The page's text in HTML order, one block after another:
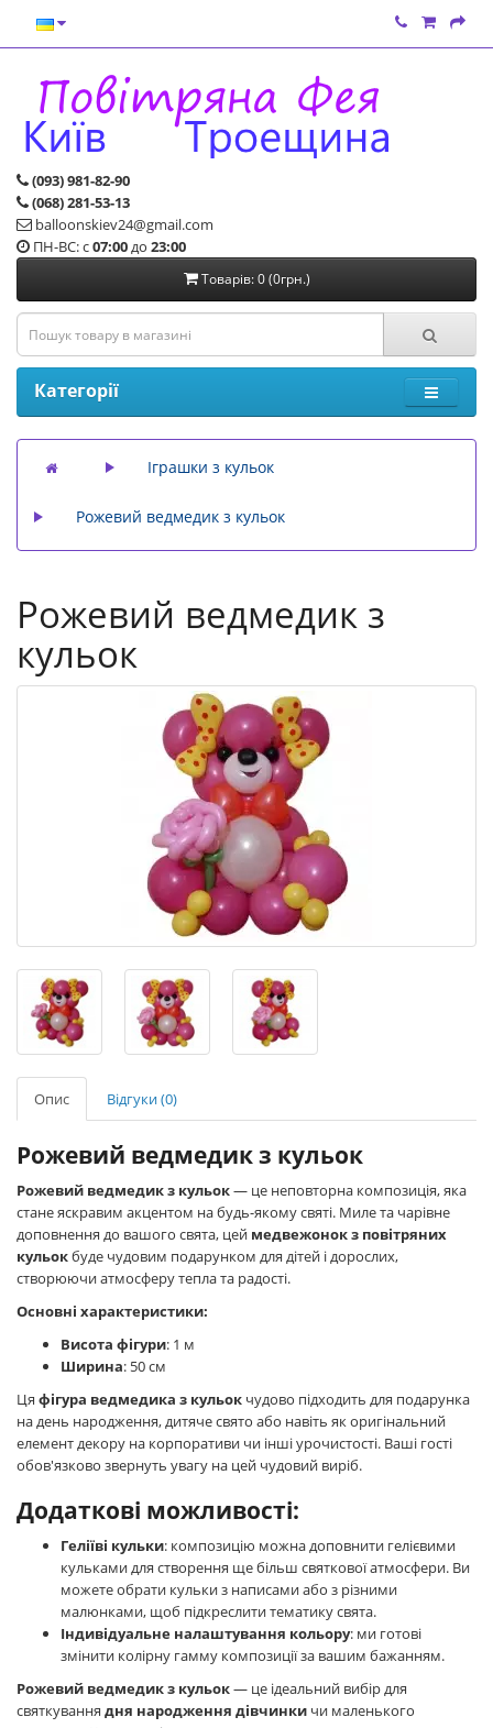
(093) 981-82-90
(068) 281-53-13
balloonskiev24@gmail.com
ПН-ВС: с07:00до 23:00
Товарів: 0 (0грн.)
Категорії
Іграшки з кульок
Рожевий ведмедик з кульок
Рожевий ведмедик з
кульок
Опис Відгуки (0)
Рожевий ведмедик з кульок
Рожевий ведмедик з кульок— це неповторна композиція, яка
стане яскравим акцентом на будь-якому святі. Миле та чарівне
доповнення до вашого свята, цей медвежонок з повітряних
кульокбуде чудовим подарунком для дітей і дорослих,
створюючи атмосферу тепла та радості.
Основні характеристики:
Висота фігури: 1 м
Ширина: 50 см
Ця фігура ведмедика з кульок чудово підходить для подарунка
на день народження, дитяче свято або навіть як оригінальний
елемент декору на корпоративи чи інші урочистості. Ваші гості
обов'язково звернуть увагу на цей чудовий виріб.
Додаткові можливості:
Геліїві кульки: композицію можна доповнити гелієвими
кульками для створення ще більш святкової атмосфери. Ви
можете обрати кульки з написами або з різними
малюнками, щоб підкреслити тематику свята.
Індивідуальне налаштування кольору: ми готові
змінити колірну гамму композиції за вашим бажанням.
Рожевий ведмедик з кульок— це ідеальний вибір для
святкування дня народження дівчинки чи маленького